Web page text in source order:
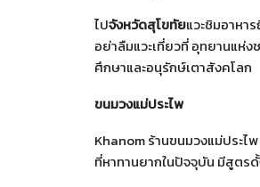
ไปจังหวัดสุโขทัยแวะชิมอาหา
อย่าลืมแวะเที่ยวที่ อุทยานแห่
ศึกษาและอนุรักษ์เตาสังคโลก
ขนมวงแม่ประไพ
Khanom ร้านขนมวงแม่ประไ
ที่หาทานยากในปัจจุบัน มีสูตร